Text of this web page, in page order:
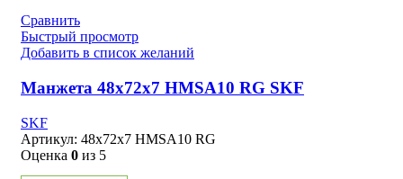
Сравнить
Быстрый просмотр
Добавить в список желаний
Манжета 48x72x7 HMSA10 RG SKF
SKF
Артикул: 48x72x7 HMSA10 RG
Оценка 0 из 5